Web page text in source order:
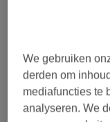
Kulakovska
Gelnagels -
2 uur
We gebruiken
derden om
mediafuncties te
analyseren. We